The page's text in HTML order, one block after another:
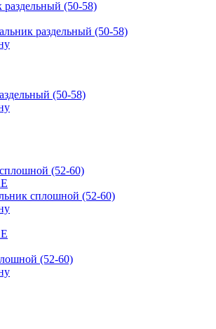
раздельный (50-58)
(50-58)
сплошной (52-60)
(52-60)